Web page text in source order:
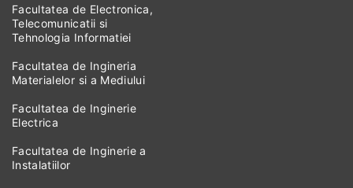
Facultatea de Electronica,
Telecomunicatii si
Tehnologia Informatiei
Facultatea de Ingineria
Materialelor si a Mediului
Facultatea de Inginerie
Electrica
Facultatea de Inginerie a
Instalatiilor